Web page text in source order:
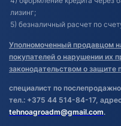
лизинг;
5) безналичный расчет по
Уполномоченный продавцом
покупателей о нарушении их
законодательством о защите
специалист по
тел.: +375 44 514-84-17,
tehnoagroadm@gmail.com.